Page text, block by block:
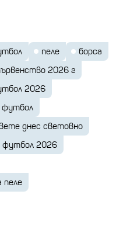
пеле
борса
2026 г
2026
футбол
днес световно
футбол 2026
пеле